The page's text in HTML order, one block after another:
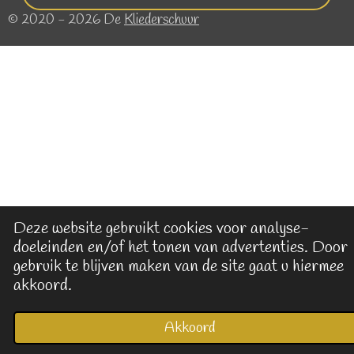
Deze website gebruikt cookies voor analyse-
doeleinden en/of het tonen van advertenties. Door
gebruik te blijven maken van de site gaat u hiermee
akkoord.
Akkoord
© 2020 - 2026 DeKliederschuur